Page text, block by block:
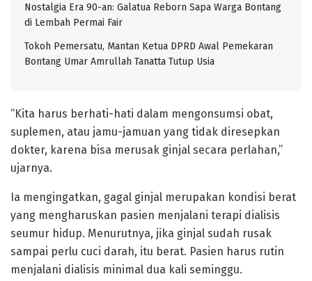
Nostalgia Era 90-an: Galatua Reborn Sapa Warga Bontang
di Lembah Permai Fair
Tokoh Pemersatu, Mantan Ketua DPRD Awal Pemekaran
Bontang Umar Amrullah Tanatta Tutup Usia
“Kita harus berhati-hati dalam mengonsumsi obat,
suplemen, atau jamu-jamuan yang tidak diresepkan
dokter, karena bisa merusak ginjal secara perlahan,”
ujarnya.
Ia mengingatkan, gagal ginjal merupakan kondisi berat
yang mengharuskan pasien menjalani terapi dialisis
seumur hidup. Menurutnya, jika ginjal sudah rusak
sampai perlu cuci darah, itu berat. Pasien harus rutin
menjalani dialisis minimal dua kali seminggu.